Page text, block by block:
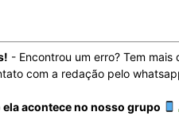
- Encontrou um erro? Tem
com a redação pelo
acontece no nosso grupo